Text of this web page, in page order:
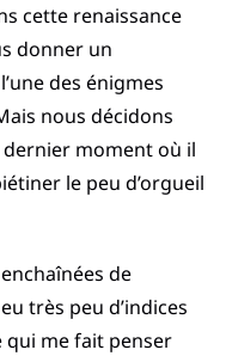
cette renaissance
donner un
des énigmes
nous décidons
dernier moment où il
le peu d’orgueil
de
très peu d’indices
qui me fait penser